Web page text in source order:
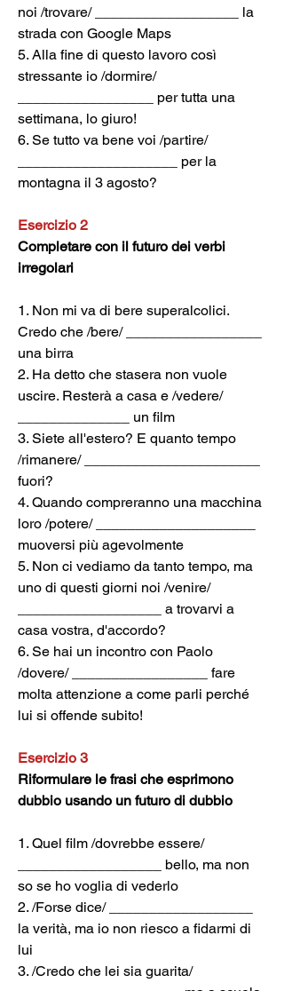
noi /trovare/ __________________ la
strada con Google Maps
5. Alla fine di questo lavoro così
stressante io /dormire/
_________________ per tutta una
settimana, lo giuro!
6. Se tutto va bene voi /partire/
____________________ per la
montagna il 3 agosto?
Esercizio 2
Completare con il futuro dei verbi
irregolari
1. Non mi va di bere superalcolici.
Credo che /bere/ _________________
una birra
2. Ha detto che stasera non vuole
uscire. Resterà a casa e /vedere/
______________ un film
3. Siete all'estero? E quanto tempo
/rimanere/ ______________________
fuori?
4. Quando compreranno una macchina
loro /potere/ ____________________
muoversi più agevolmente
5. Non ci vediamo da tanto tempo, ma
uno di questi giorni noi /venire/
__________________ a trovarvi a
casa vostra, d'accordo?
6. Se hai un incontro con Paolo
/dovere/ _________________ fare
molta attenzione a come parli perché
lui si offende subito!
Esercizio 3
Riformulare le frasi che esprimono
dubbio usando un futuro di dubbio
1. Quel film /dovrebbe essere/
__________________ bello, ma non
so se ho voglia di vederlo
2. /Forse dice/ __________________
la verità, ma io non riesco a fidarmi di
lui
3. /Credo che lei sia guarita/